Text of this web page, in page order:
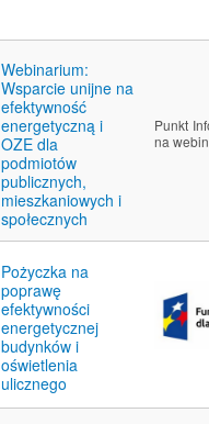
Webinarium:
Wsparcie unijne na
efektywność
energetyczną i
OZE dla
podmiotów
publicznych,
mieszkaniowych i
społecznych
Punkt
na
Pożyczka na
poprawę
efektywności
energetycznej
budynków i
oświetlenia
ulicznego